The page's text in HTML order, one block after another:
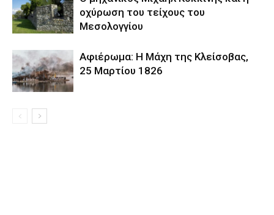
οχύρωση του τείχους του
Μεσολογγίου
Αφιέρωμα: Η Μάχη της Κλείσοβας,
25 Μαρτίου 1826